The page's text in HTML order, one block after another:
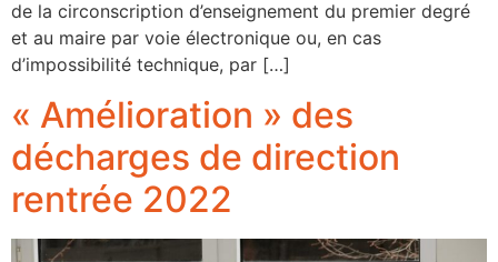
de la circonscription d’enseignement du premier degré
et au maire par voie électronique ou, en cas
d’impossibilité technique, par […]
« Amélioration » des
décharges de direction
rentrée 2022